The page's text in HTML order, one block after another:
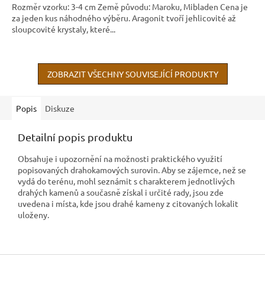
Rozměr vzorku: 3-4 cm Země původu: Maroku, Mibladen Cena je
za jeden kus náhodného výběru. Aragonit tvoří jehlicovité až
sloupcovité krystaly, které...
ZOBRAZIT VŠECHNY SOUVISEJÍCÍ PRODUKTY
Popis Diskuze
Detailní popis produktu
Obsahuje i upozornění na možnosti praktického využití
popisovaných drahokamových surovin. Aby se zájemce, než se
vydá do terénu, mohl seznámit s charakterem jednotlivých
drahých kamenů a současně získal i určité rady, jsou zde
uvedena i místa, kde jsou drahé kameny z citovaných lokalit
uloženy.
Z